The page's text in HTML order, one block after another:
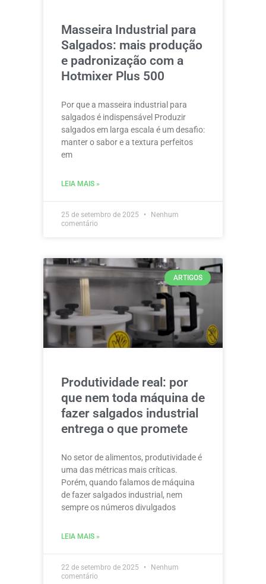
Masseira Industrial para
Salgados: mais produção
e padronização com a
Hotmixer Plus 500
Por que a masseira industrial para
salgados é indispensável Produzir
salgados em larga escala é um desafio:
manter o sabor e a textura perfeitos
em
LEIA MAIS »
25 de setembro de 2025
Nenhum
comentário
ARTIGOS
Produtividade real: por
que nem toda máquina de
fazer salgados industrial
entrega o que promete
No setor de alimentos, produtividade é
uma das métricas mais críticas.
Porém, quando falamos de máquina
de fazer salgados industrial, nem
sempre os números divulgados
LEIA MAIS »
22 de setembro de 2025
Nenhum
comentário